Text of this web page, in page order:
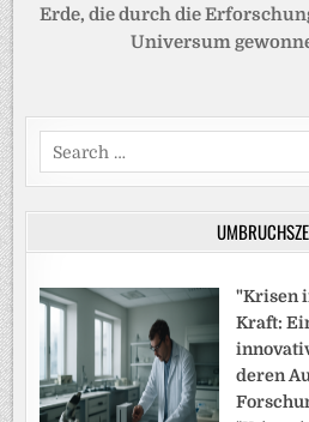
Erde, die durch die
Universum
Search
for:
"Krisen
Kraft:
deren